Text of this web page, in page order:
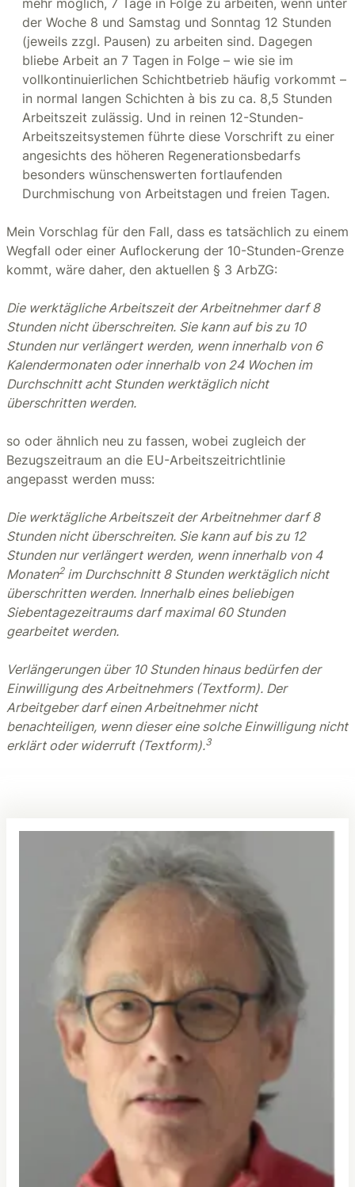
mehr möglich, 7 Tage in Folge zu arbeiten, wenn unter
der Woche 8 und Samstag und Sonntag 12 Stunden
(jeweils zzgl. Pausen) zu arbeiten sind. Dagegen
bliebe Arbeit an 7 Tagen in Folge – wie sie im
vollkontinuierlichen Schichtbetrieb häufig vorkommt –
in normal langen Schichten à bis zu ca. 8,5 Stunden
Arbeitszeit zulässig. Und in reinen 12-Stunden-
Arbeitszeitsystemen führte diese Vorschrift zu einer
angesichts des höheren Regenerationsbedarfs
besonders wünschenswerten fortlaufenden
Durchmischung von Arbeitstagen und freien Tagen.
Mein Vorschlag für den Fall, dass es tatsächlich zu einem
Wegfall oder einer Auflockerung der 10-Stunden-Grenze
kommt, wäre daher, den aktuellen § 3 ArbZG:
Die werktägliche Arbeitszeit der Arbeitnehmer darf 8
Stunden nicht überschreiten. Sie kann auf bis zu 10
Stunden nur verlängert werden, wenn innerhalb von 6
Kalendermonaten oder innerhalb von 24 Wochen im
Durchschnitt acht Stunden werktäglich nicht
überschritten werden.
so oder ähnlich neu zu fassen, wobei zugleich der
Bezugszeitraum an die EU-Arbeitszeitrichtlinie
angepasst werden muss:
Die werktägliche Arbeitszeit der Arbeitnehmer darf 8
Stunden nicht überschreiten. Sie kann auf bis zu 12
Stunden nur verlängert werden, wenn innerhalb von 4
Monaten2im Durchschnitt 8 Stunden werktäglich nicht
überschritten werden. Innerhalb eines beliebigen
Siebentagezeitraums darf maximal 60 Stunden
gearbeitet werden.
Verlängerungen über 10 Stunden hinaus bedürfen der
Einwilligung des Arbeitnehmers (Textform). Der
Arbeitgeber darf einen Arbeitnehmer nicht
benachteiligen, wenn dieser eine solche Einwilligung nicht
erklärt oder widerruft (Textform).3